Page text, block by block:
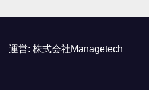
運営: 株式会社Managetech